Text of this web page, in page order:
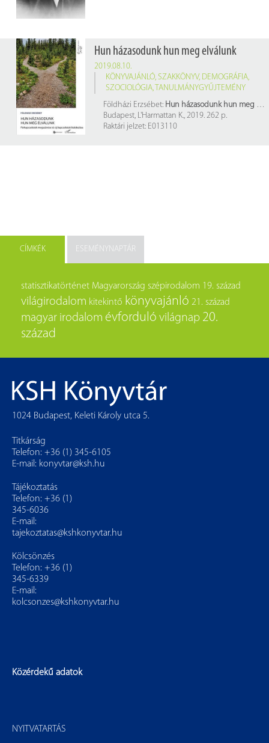
Hun házasodunk hun meg elválunk
2019.08.10.
KÖNYVAJÁNLÓ, SZAKKÖNYV, DEMOGRÁFIA,
SZOCIOLÓGIA, TANULMÁNYGYŰJTEMÉNY
Földházi Erzsébet: Hun házasodunk hun meg elválunk
Budapest, L'Harmattan K., 2019. 262 p.
Raktári jelzet: E013110
CÍMKÉK ESEMÉNYNAPTÁR
statisztikatörténet Magyarország szépirodalom 19. század
világirodalom kitekintő könyvajánló 21. század
magyar irodalom évforduló világnap 20.
század
1024 Budapest, Keleti Károly utca 5.
Titkárság
Telefon: +36 (1) 345-6105
E-mail: konyvtar@ksh.hu
Tájékoztatás
Telefon: +36 (1)
345-6036
E-mail:
tajekoztatas@kshkonyvtar.hu
Kölcsönzés
Telefon: +36 (1)
345-6339
E-mail:
kolcsonzes@kshkonyvtar.hu
Közérdekű adatok
NYITVATARTÁS